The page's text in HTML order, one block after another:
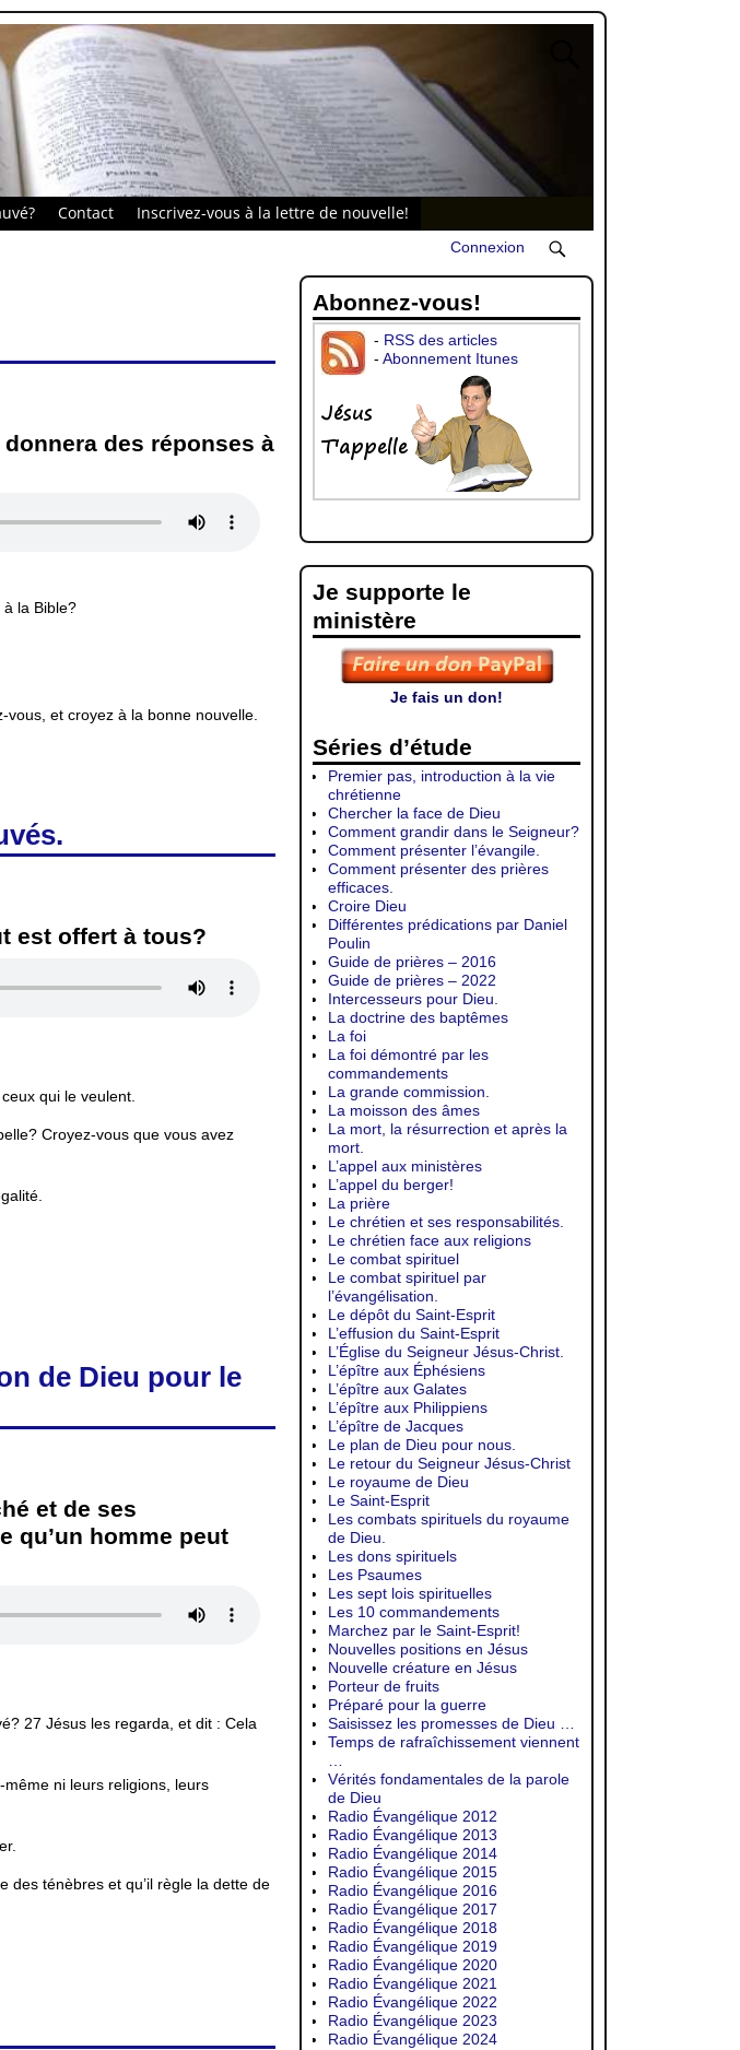
Contact Inscrivez-vous à la lettre de nouvelle!
Connexion
des réponses à
la Bible?
et croyez à la bonne nouvelle.
est offert à tous?
qui le veulent.
Croyez-vous que vous avez
de Dieu pour le
et de ses
qu’un homme peut
27 Jésus les regarda, et dit : Cela
même ni leurs religions, leurs
des ténèbres et qu’il règle la dette de
Abonnez-vous!
- RSS des articles
-Abonnement Itunes
Je supporte le
ministère
Je fais un don!
Séries d’étude
Premier pas, introduction à la vie
chrétienne
Chercher la face de Dieu
Comment grandir dans le Seigneur?
Comment présenter l’évangile.
Comment présenter des prières
efficaces.
Croire Dieu
Différentes prédications par Daniel
Poulin
Guide de prières – 2016
Guide de prières – 2022
Intercesseurs pour Dieu.
La doctrine des baptêmes
La foi
La foi démontré par les
commandements
La grande commission.
La moisson des âmes
La mort, la résurrection et après la
mort.
L’appel aux ministères
L’appel du berger!
La prière
Le chrétien et ses responsabilités.
Le chrétien face aux religions
Le combat spirituel
Le combat spirituel par
l’évangélisation.
Le dépôt du Saint-Esprit
L’effusion du Saint-Esprit
L’Église du Seigneur Jésus-Christ.
L’épître aux Éphésiens
L’épître aux Galates
L’épître aux Philippiens
L’épître de Jacques
Le plan de Dieu pour nous.
Le retour du Seigneur Jésus-Christ
Le royaume de Dieu
Le Saint-Esprit
Les combats spirituels du royaume
de Dieu.
Les dons spirituels
Les Psaumes
Les sept lois spirituelles
Les 10 commandements
Marchez par le Saint-Esprit!
Nouvelles positions en Jésus
Nouvelle créature en Jésus
Porteur de fruits
Préparé pour la guerre
Saisissez les promesses de Dieu …
Temps de rafraîchissement viennent
…
Vérités fondamentales de la parole
de Dieu
Radio Évangélique 2012
Radio Évangélique 2013
Radio Évangélique 2014
Radio Évangélique 2015
Radio Évangélique 2016
Radio Évangélique 2017
Radio Évangélique 2018
Radio Évangélique 2019
Radio Évangélique 2020
Radio Évangélique 2021
Radio Évangélique 2022
Radio Évangélique 2023
Radio Évangélique 2024